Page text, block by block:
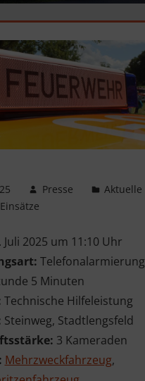
Presse
Aktuelle
Einsätze
Juli 2025 um 11:10 Uhr
Telefonalarmierung
5 Minuten
Technische Hilfeleistung
Steinweg, Stadtlengsfeld
3 Kameraden
Mehrzweckfahrzeug,